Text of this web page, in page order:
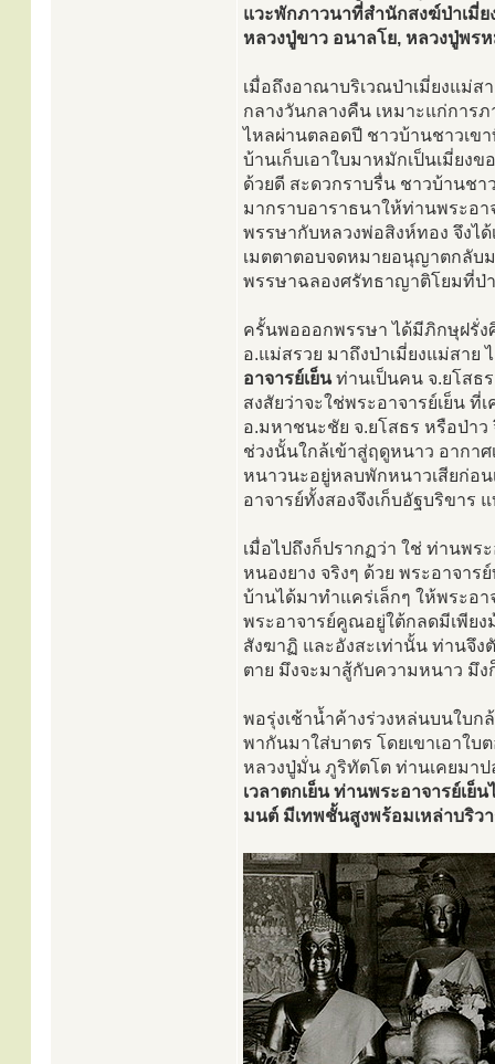
แวะพักภาวนาที่สำนักสงฆ์ป่าเมี่
หลวงปู่ขาว อนาลโย, หลวงปู่พ
เมื่อถึงอาณาบริเวณป่าเมี่ยงแม่ส
กลางวันกลางคืน เหมาะแก่การ
ไหลผ่านตลอดปี ชาวบ้านชาวเข
บ้านเก็บเอาใบมาหมักเป็นเมี่ยง
ด้วยดี สะดวกราบรื่น ชาวบ้านช
มากราบอาราธนาให้ท่านพระอ
พรรษากับหลวงพ่อสิงห์ทอง จึงไ
เมตตาตอบจดหมายอนุญาตกลับ
พรรษาฉลองศรัทธาญาติโยมที่ป่
ครั้นพอออกพรรษา ได้มีภิกษุฝรั่
อ.แม่สรวย มาถึงป่าเมี่ยงแม่สาย
อาจารย์เย็นท่านเป็นคน จ.ยโสธ
สงสัยว่าจะใช่พระอาจารย์เย็น
อ.มหาชนะชัย จ.ยโสธร หรือป่าว
ช่วงนั้นใกล้เข้าสู่ฤดูหนาว อากาศ
หนาวนะอยู่หลบพักหนาวเสียก่อน
อาจารย์ทั้งสองจึงเก็บอัฐบริขาร
เมื่อไปถึงก็ปรากฏว่า ใช่ ท่านพร
หนองยาง จริงๆ ด้วย พระอาจา
บ้านได้มาทำแคร่เล็กๆ ให้พระอ
พระอาจารย์คูณอยู่ใต้กลดมีเพีย
สังฆาฏิ และอังสะเท่านั้น ท่านจึง
ตาย มึงจะมาสู้กับความหนาว มึง
พอรุ่งเช้าน้ำค้างร่วงหล่นบนใบก
พากันมาใส่บาตร โดยเขาเอาใบ
หลวงปู่มั่น ภูริทัตโต ท่านเคยมา
เวลาตกเย็น ท่านพระอาจารย์เ
มนต์ มีเทพชั้นสูงพร้อมเหล่าบริ